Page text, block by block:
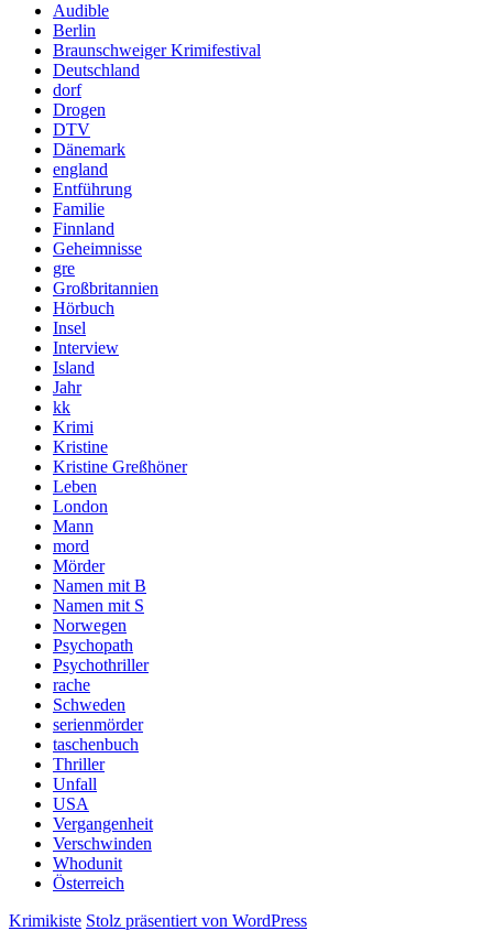
Audible
Berlin
Braunschweiger Krimifestival
Deutschland
dorf
Drogen
DTV
Dänemark
england
Entführung
Familie
Finnland
Geheimnisse
gre
Großbritannien
Hörbuch
Insel
Interview
Island
Jahr
kk
Krimi
Kristine
Kristine Greßhöner
Leben
London
Mann
mord
Mörder
Namen mit B
Namen mit S
Norwegen
Psychopath
Psychothriller
rache
Schweden
serienmörder
taschenbuch
Thriller
Unfall
USA
Vergangenheit
Verschwinden
Whodunit
Österreich
Krimikiste Stolz präsentiert von WordPress